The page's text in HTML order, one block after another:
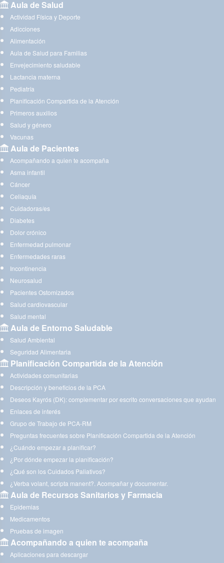
Aula de Salud
Actividad Física y Deporte
Adicciones
Alimentación
Aula de Salud para Familias
Envejecimiento saludable
Lactancia materna
Pediatría
Planificación Compartida de la Atención
Primeros auxilios
Salud y género
Vacunas
Aula de Pacientes
Acompañando a quien te acompaña
Asma infantil
Cáncer
Celiaquía
Cuidadoras/es
Diabetes
Dolor crónico
Enfermedad pulmonar
Enfermedades raras
Incontinencia
Neurosalud
Pacientes Ostomizados
Salud cardiovascular
Salud mental
Aula de Entorno Saludable
Salud Ambiental
Seguridad Alimentaria
Planificación Compartida de la Atención
Actividades comunitarias
Descripción y beneficios de la PCA
Deseos Kayrós (DK): complementar por escrito conversaciones que ayudan
Enlaces de interés
Grupo de Trabajo de PCA-RM
Preguntas frecuentes sobre Planificación Compartida de la Atención
¿Cuándo empezar a planificar?
¿Por dónde empezar la planificación?
¿Qué son los Cuidados Paliativos?
¿Verba volant, scripta manent?. Acompañar y documentar.
Aula de Recursos Sanitarios y Farmacia
Epidemias
Medicamentos
Pruebas de imagen
Acompañando a quien te acompaña
Aplicaciones para descargar